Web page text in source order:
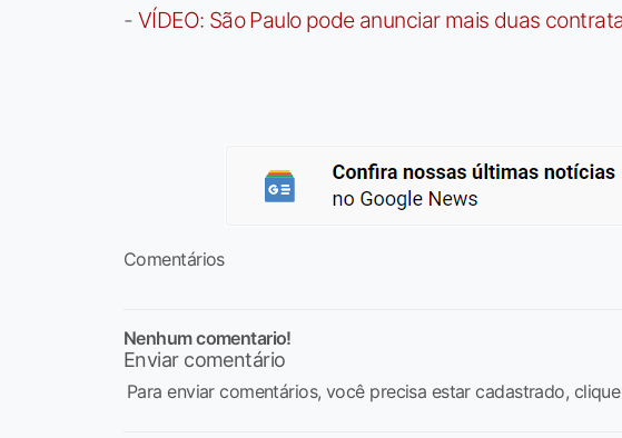
- VÍDEO: São Paulo pode anunciar mais duas
Comentários
Nenhum comentario!
Enviar comentário
Para enviar comentários, você precisa estar cadastrado, clique